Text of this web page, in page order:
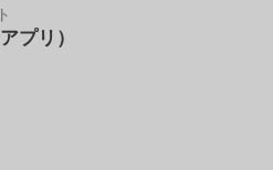
プリ）